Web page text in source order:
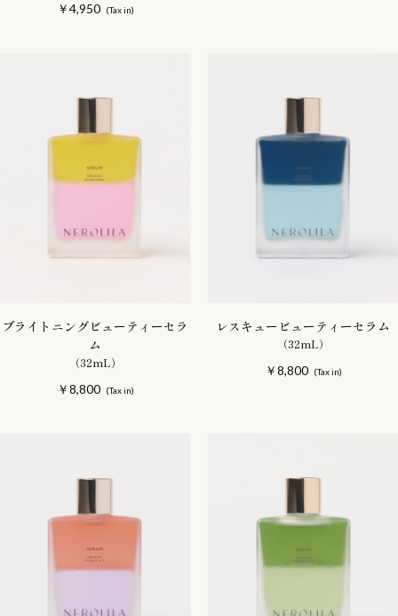
￥4,950
ブライトニングビューティーセラ
ム
（32mL）
￥8,800
レスキュービューティーセラム
（32mL）
￥8,800